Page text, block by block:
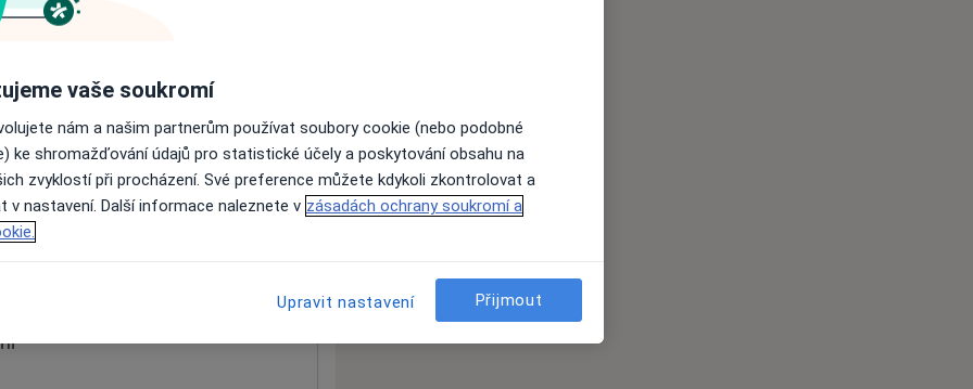
informace o svých službách.
vaše soukromí
nám a našim partnerům používat soubory cookie (nebo podobné
ke shromažďování údajů pro statistické účely a poskytování obsahu na
zvyklostí při procházení. Své preference můžete kdykoli zkontrolovat a
v nastavení. Další informace naleznete v zásadách ochrany soukromí a
Upravit nastavení Přijmout